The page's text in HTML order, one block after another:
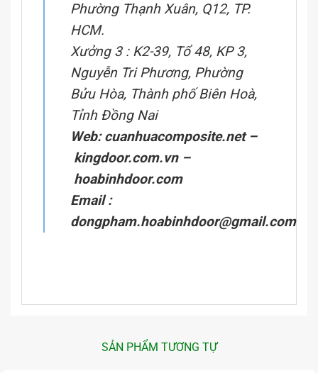
Phường Thạnh Xuân, Q12, TP.
HCM.
Xưởng 3 : K2-39, Tổ 48, KP 3,
Nguyễn Tri Phương, Phường
Bửu Hòa, Thành phố Biên Hoà,
Tỉnh Đồng Nai
Web:cuanhuacomposite.net–
kingdoor.com.vn–
hoabinhdoor.com
Email :
dongpham.hoabinhdoor@gmail.com
SẢN PHẨM TƯƠNG TỰ